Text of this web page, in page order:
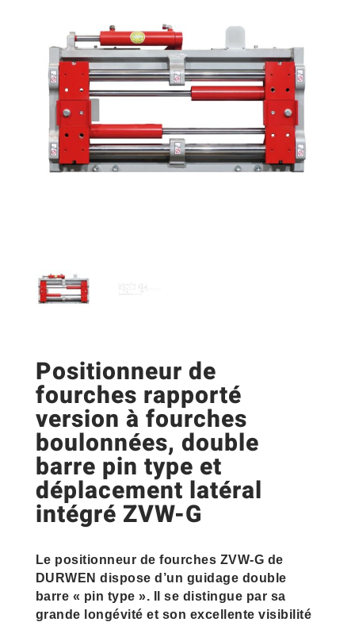
Positionneur de
fourches rapporté
version à fourches
boulonnées, double
barre pin type et
déplacement latéral
intégré ZVW-G
Le positionneur de fourches ZVW-G de
DURWEN dispose d’un guidage double
barre « pin type ». Il se distingue par sa
grande longévité et son excellente visibilité